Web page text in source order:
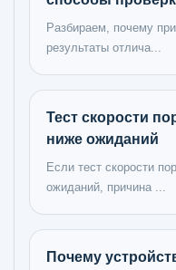
Разбираем, почему
результаты отлича...
Тест скорости
ниже ожиданий
Если тест скорости
ожиданий, причина ...
Почему